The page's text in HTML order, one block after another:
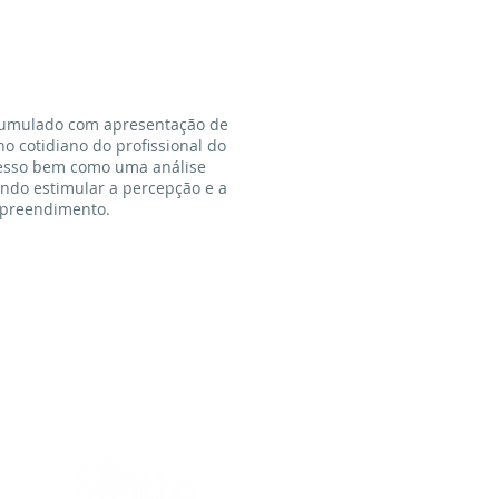
com apresentação de
cotidiano do profissional do
bem como uma análise
estimular a percepção e a